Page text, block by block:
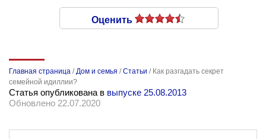
Оценить
Главная страница /Дом и семья /Статьи / Как разгадать секрет
семейной идиллии?
Статья опубликована в выпуске 25.08.2013
Обновлено 22.07.2020